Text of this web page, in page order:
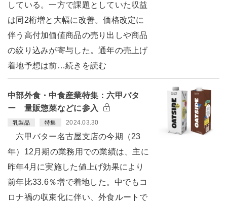
している。一方で課題としていた収益
は同2桁増と大幅に改善。価格改定に
伴う高付加価値商品の売り出しや商品
の絞り込みが寄与した。通年の売上げ
着地予想は前…続きを読む
中部外食・中食産業特集：六甲バタ
ー 量販惣菜などに参入
乳製品 特集 2024.03.30
六甲バター名古屋支店の今期（23
年）12月期の業務用での業績は、主に
昨年4月に実施した値上げ効果により
前年比33.6％増で着地した。中でもコ
ロナ禍の収束化に伴い、外食ルートで